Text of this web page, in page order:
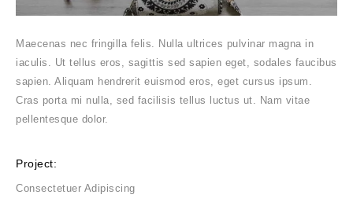
Maecenas nec fringilla felis. Nulla ultrices pulvinar magna in
iaculis. Ut tellus eros, sagittis sed sapien eget, sodales faucibus
sapien. Aliquam hendrerit euismod eros, eget cursus ipsum.
Cras porta mi nulla, sed facilisis tellus luctus ut. Nam vitae
pellentesque dolor.
Project:
Consectetuer Adipiscing